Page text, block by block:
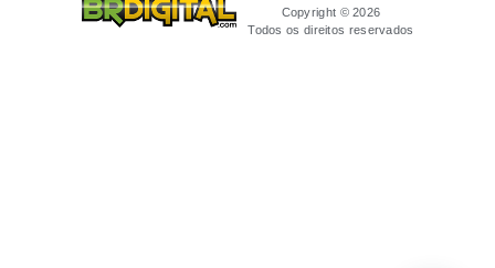
Copyright © 2026
Todos os direitos reservados